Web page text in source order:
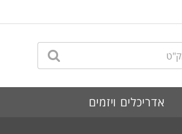
לחץ לחיפוש
אדריכלים ויזמים